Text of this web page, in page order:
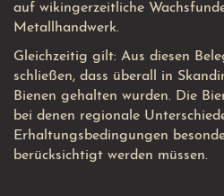
auf wikingerzeitliche
Metallhandwerk.
Gleichzeitig gilt: Aus diesen
schließen, dass überall in
Bienen gehalten wurden. Die
bei denen regionale
Erhaltungsbedingungen
berücksichtigt werden müssen.